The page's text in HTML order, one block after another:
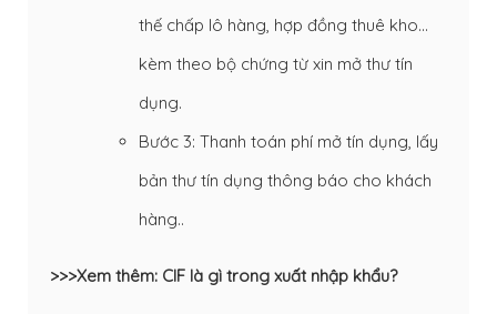
thế chấp lô hàng, hợp đồng thuê kho…
kèm theo bộ chứng từ xin mở thư tín
dụng.
Bước 3: Thanh toán phí mở tín dụng, lấy
bản thư tín dụng thông báo cho khách
hàng..
>>>Xem thêm: CIF là gì trong xuất nhập khẩu?